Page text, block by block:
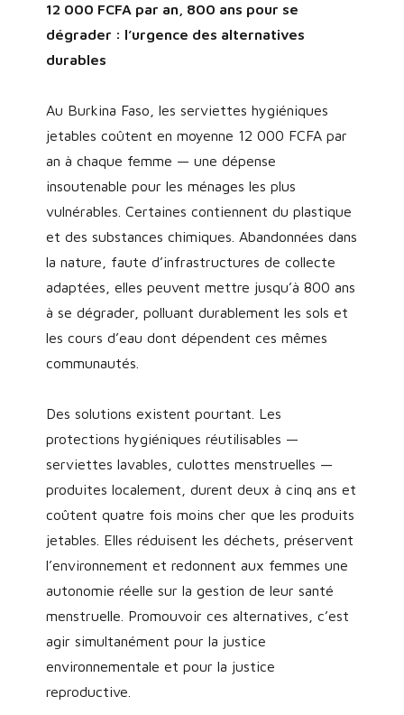
12 000 FCFA par an, 800 ans pour se
dégrader : l’urgence des alternatives
durables
Au Burkina Faso, les serviettes hygiéniques
jetables coûtent en moyenne 12 000 FCFA par
an à chaque femme — une dépense
insoutenable pour les ménages les plus
vulnérables. Certaines contiennent du plastique
et des substances chimiques. Abandonnées dans
la nature, faute d’infrastructures de collecte
adaptées, elles peuvent mettre jusqu’à 800 ans
à se dégrader, polluant durablement les sols et
les cours d’eau dont dépendent ces mêmes
communautés.
Des solutions existent pourtant. Les
protections hygiéniques réutilisables —
serviettes lavables, culottes menstruelles —
produites localement, durent deux à cinq ans et
coûtent quatre fois moins cher que les produits
jetables. Elles réduisent les déchets, préservent
l’environnement et redonnent aux femmes une
autonomie réelle sur la gestion de leur santé
menstruelle. Promouvoir ces alternatives, c’est
agir simultanément pour la justice
environnementale et pour la justice
reproductive.